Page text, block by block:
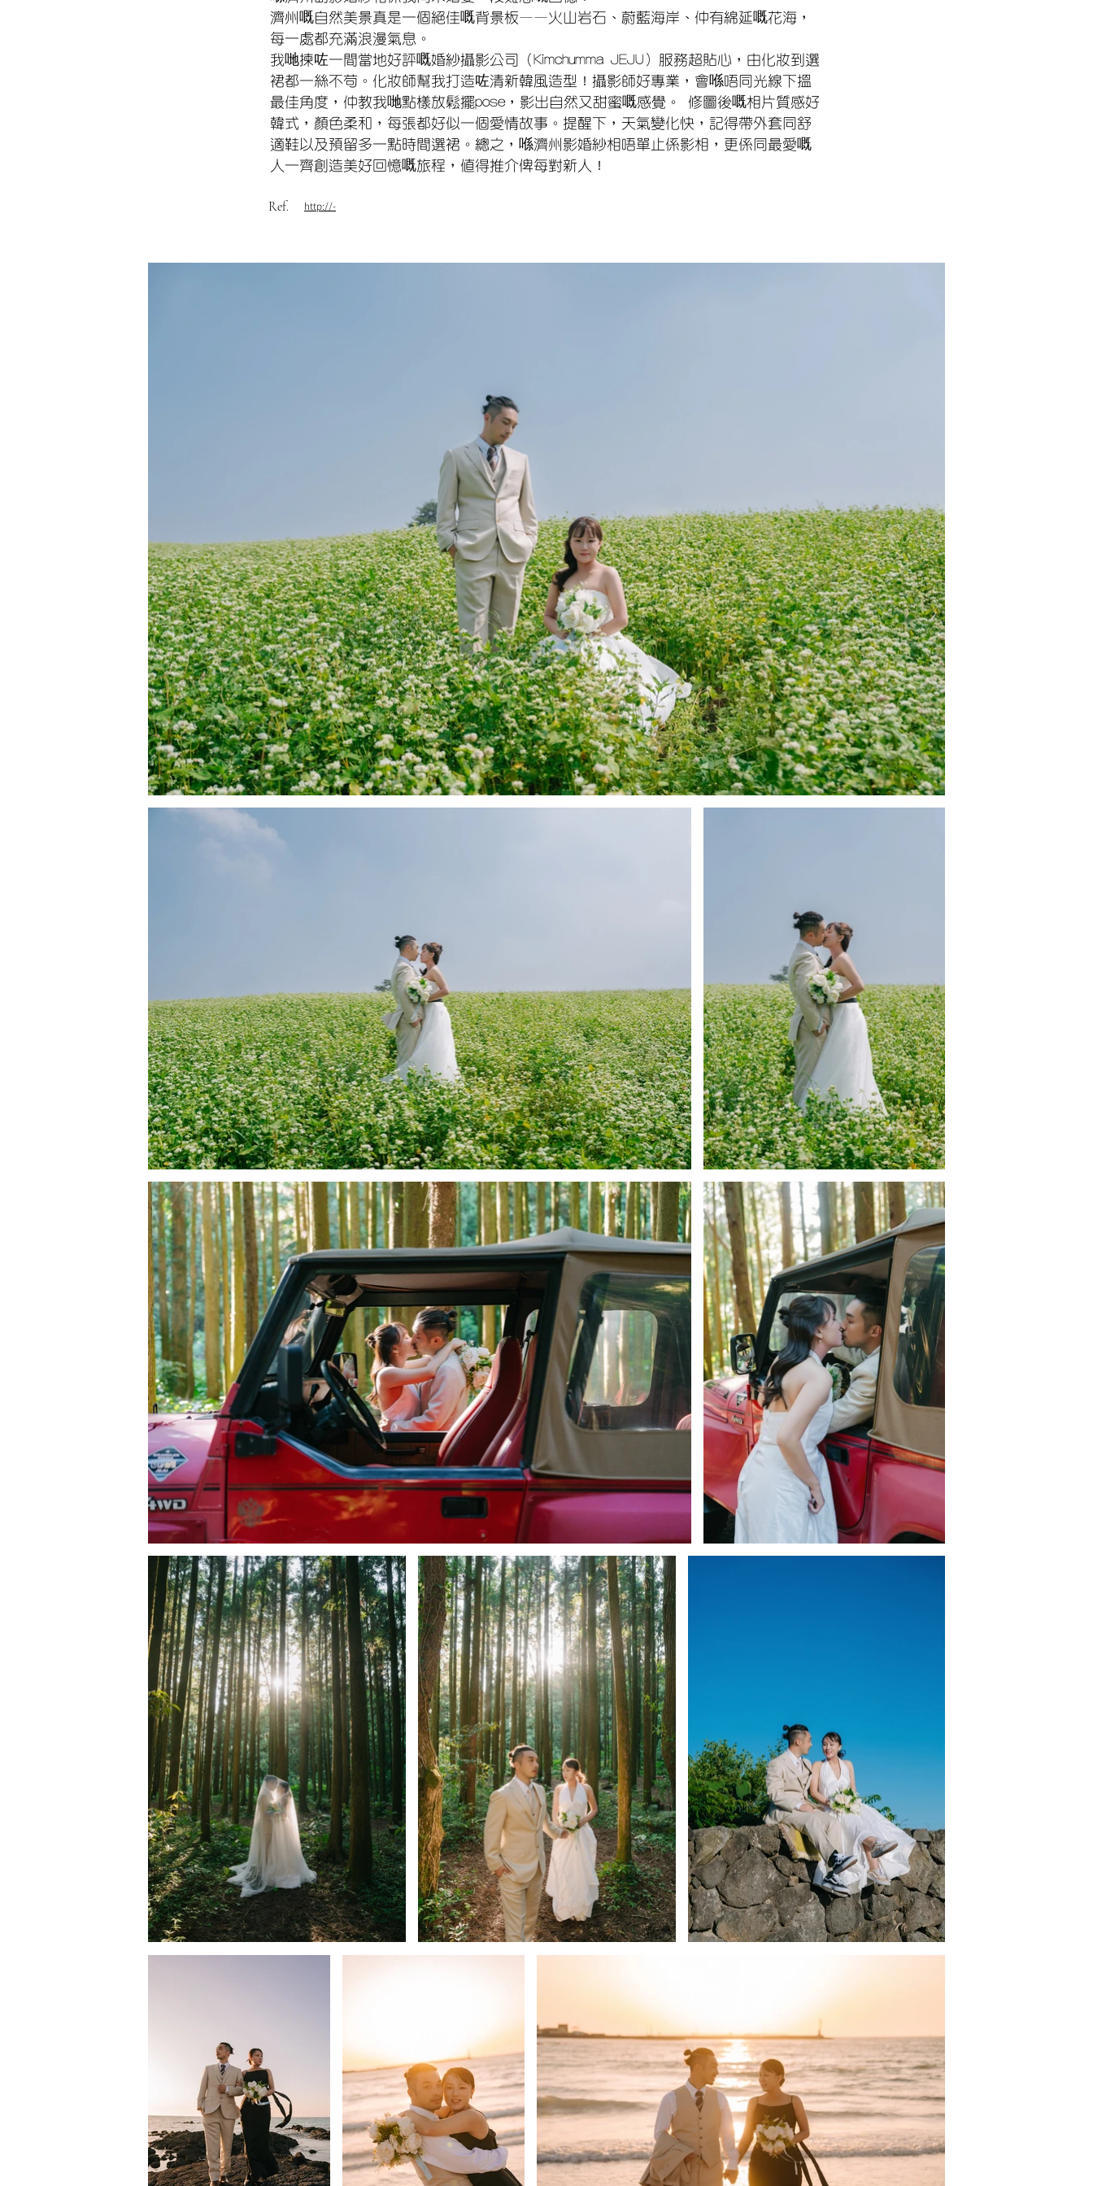
濟州嘅自然美景真是一個絕佳嘅背景板——火山岩石、蔚藍海岸、仲有綿延嘅花海，
每一處都充滿浪漫氣息。
我哋揀咗一間當地好評嘅婚紗攝影公司（Kimchumma JEJU）服務超貼心，由化妝到選
裙都一絲不苟。化妝師幫我打造咗清新韓風造型！攝影師好專業，會喺唔同光線下搵
最佳角度，仲教我哋點樣放鬆擺pose，影出自然又甜蜜嘅感覺。 修圖後嘅相片質感好
韓式，顏色柔和，每張都好似一個愛情故事。提醒下，天氣變化快，記得帶外套同舒
適鞋以及預留多一點時間選裙。總之，喺濟州影婚紗相唔單止係影相，更係同最愛嘅
人一齊創造美好回憶嘅旅程，值得推介俾每對新人！
Ref. http://-